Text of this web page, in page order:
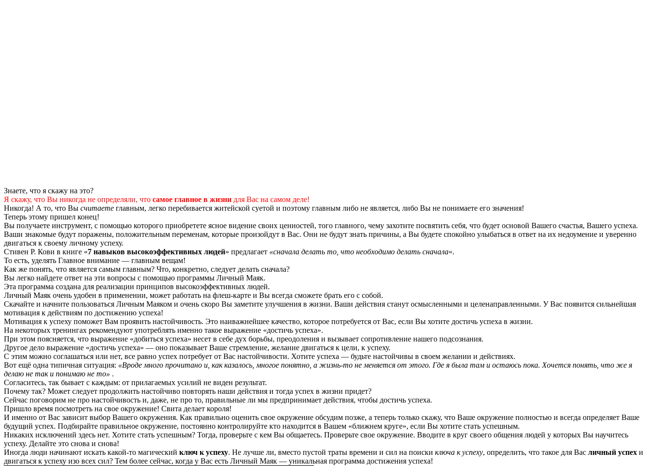
Знаете, что я скажу на это?
Я скажу, что Вы никогда не определяли, что самое главное в жизни для Вас на самом деле!
Никогда! А то, что Вы считаете главным, легко перебивается житейской суетой и поэтому главным либо не является, либо Вы не понимаете его значения!
Теперь этому пришел конец!
Вы получаете инструмент, с помощью которого приобретете ясное видение своих ценностей, того главного, чему захотите посвятить себя, что будет основой Вашего счастья, Вашего успеха.
Ваши знакомые будут поражены, положительным переменам, которые произойдут в Вас. Они не будут знать причины, а Вы будете спокойно улыбаться в ответ на их недоумение и уверенно
двигаться к своему личному успеху.
Стивен Р. Кови в книге «7 навыков высокоэффективных людей» предлагает «сначала делать то, что необходимо делать сначала«.
То есть, уделять Главное внимание — главным вещам!
Как же понять, что является самым главным? Что, конкретно, следует делать сначала?
Вы легко найдете ответ на эти вопросы с помощью программы Личный Маяк.
Эта программа создана для реализации принципов высокоэффективных людей.
Личный Маяк очень удобен в применении, может работать на флеш-карте и Вы всегда сможете брать его с собой.
Скачайте и начните пользоваться Личным Маяком и очень скоро Вы заметите улучшения в жизни. Ваши действия станут осмысленными и целенаправленными. У Вас появится сильнейшая
мотивация к действиям по достижению успеха!
Мотивация к успеху поможет Вам проявить настойчивость. Это наиважнейшее качество, которое потребуется от Вас, если Вы хотите достичь успеха в жизни.
На некоторых тренингах рекомендуют употреблять именно такое выражение «достичь успеха».
При этом поясняется, что выражение «добиться успеха» несет в себе дух борьбы, преодоления и вызывает сопротивление нашего подсознания.
Другое дело выражение «достичь успеха» — оно показывает Ваше стремление, желание двигаться к цели, к успеху.
С этим можно соглашаться или нет, все равно успех потребует от Вас настойчивости. Хотите успеха — будьте настойчивы в своем желании и действиях.
Вот ещё одна типичная ситуация: «Вроде много прочитано и, как казалось, многое понятно, а жизнь-то не меняется от этого. Где я была там и остаюсь пока. Хочется понять, что же я
делаю не так и понимаю не то» .
Согласитесь, так бывает с каждым: от прилагаемых усилий не виден результат.
Почему так? Может следует продолжить настойчиво повторять наши действия и тогда успех в жизни придет?
Сейчас поговорим не про настойчивость и, даже, не про то, правильные ли мы предпринимает действия, чтобы достичь успеха.
Пришло время посмотреть на свое окружение! Свита делает короля!
И именно от Вас зависит выбор Вашего окружения. Как правильно оценить свое окружение обсудим позже, а теперь только скажу, что Ваше окружение полностью и всегда определяет Ваше
будущий успех. Подбирайте правильное окружение, постоянно контролируйте кто находится в Вашем «ближнем круге», если Вы хотите стать успешным.
Никаких исключений здесь нет. Хотите стать успешным? Тогда, проверьте с кем Вы общаетесь. Проверьте свое окружение. Вводите в круг своего общения людей у которых Вы научитесь
успеху. Делайте это снова и снова!
Иногда люди начинают искать какой-то магический ключ к успеху. Не лучше ли, вместо пустой траты времени и сил на поиски ключа к успеху, определить, что такое для Вас личный успех и
двигаться к успеху изо всех сил? Тем более сейчас, когда у Вас есть Личный Маяк — уникальная программа достижения успеха!